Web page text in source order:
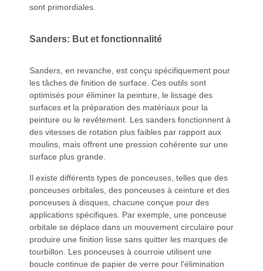
sont primordiales.
Sanders: But et fonctionnalité
Sanders, en revanche, est conçu spécifiquement pour
les tâches de finition de surface. Ces outils sont
optimisés pour éliminer la peinture, le lissage des
surfaces et la préparation des matériaux pour la
peinture ou le revêtement. Les sanders fonctionnent à
des vitesses de rotation plus faibles par rapport aux
moulins, mais offrent une pression cohérente sur une
surface plus grande.
Il existe différents types de ponceuses, telles que des
ponceuses orbitales, des ponceuses à ceinture et des
ponceuses à disques, chacune conçue pour des
applications spécifiques. Par exemple, une ponceuse
orbitale se déplace dans un mouvement circulaire pour
produire une finition lisse sans quitter les marques de
tourbillon. Les ponceuses à courroie utilisent une
boucle continue de papier de verre pour l'élimination